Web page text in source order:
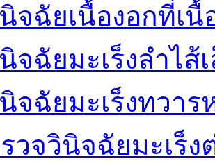
จฉัยเนื้องอกที่เนื้
จฉัยมะเร็งลำไส้
จฉัยมะเร็งทวาร
วจวินิจฉัยมะเร็